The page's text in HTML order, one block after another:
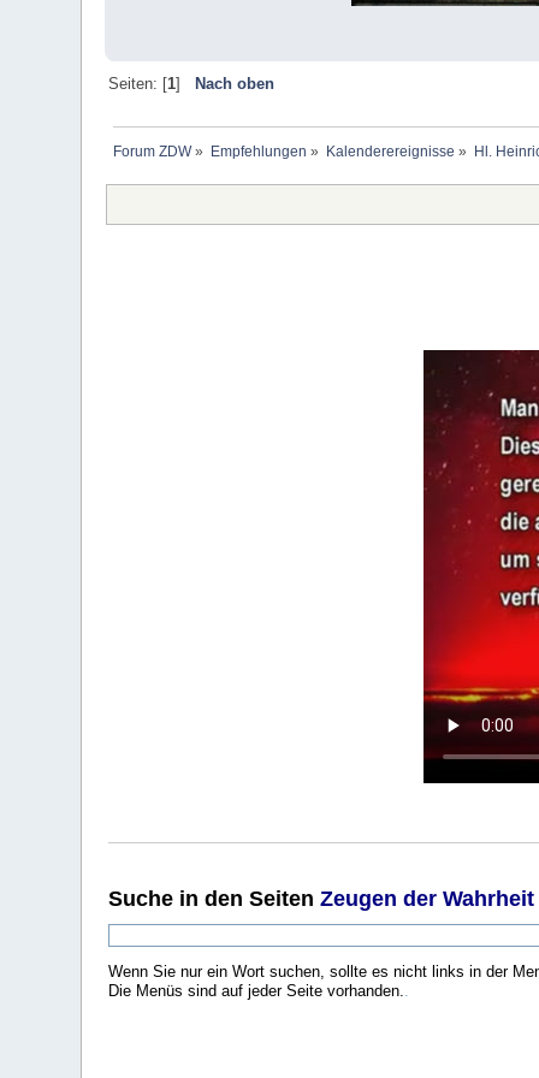
Seiten: [1] Nach oben
Forum ZDW» Empfehlungen » Kalenderereignisse » Hl.
Suche in den SeitenZeugen der Wahrheit
Wenn Sie nur ein Wort suchen, sollte es nicht links in der
Die Menüs sind auf jeder Seite vorhanden.